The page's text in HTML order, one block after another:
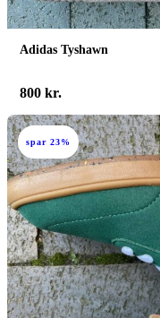
Adidas Tyshawn
800 kr.
spar 23%